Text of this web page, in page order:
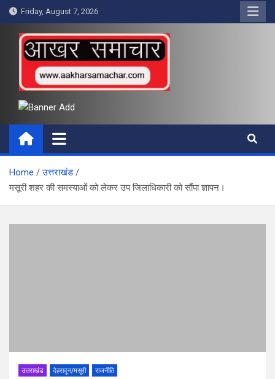
Skip
to
content
Friday, August 7, 2026
आखर समाचार
Home
उत्तराखंड
मसूरी शहर की समस्याओं को लेकर उप जिलाधिकारी को सौंपा ज्ञापन।
उत्तराखंड देहरादून/मसूरी राजनीति